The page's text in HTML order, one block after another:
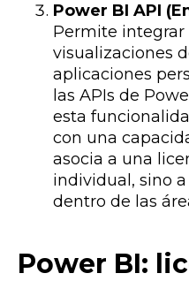
Power BI API
Permite integrar
visualizaciones
aplicaciones
las APIs de
esta
con una
asocia a una
individual, sino
dentro de las
Power BI: